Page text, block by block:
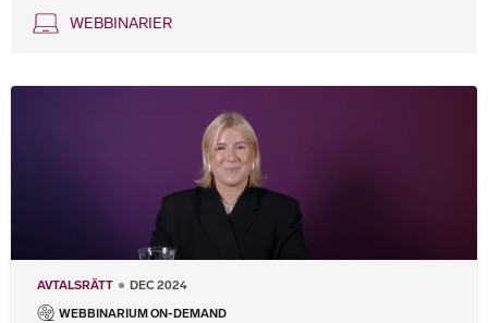
WEBBINARIER
AVTALSRÄTT DEC 2024
WEBBINARIUM ON-DEMAND